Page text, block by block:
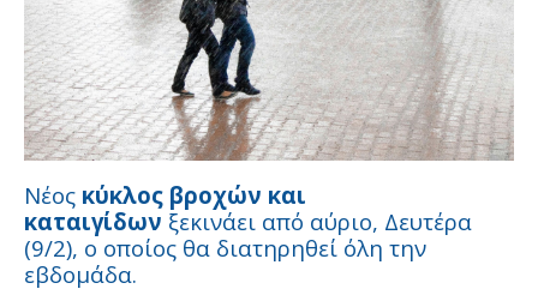
Νέος κύκλος βροχών και
καταιγίδων ξεκινάει από αύριο, Δευτέρα
(9/2), ο οποίος θα διατηρηθεί όλη την
εβδομάδα.